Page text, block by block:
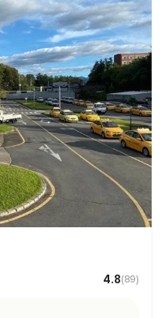
4.8(89)